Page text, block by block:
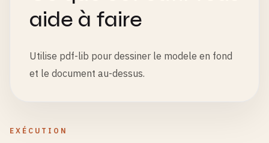
aide à faire
Utilise pdf-lib pour dessiner le modele en fond
et le document au-dessus.
EXÉCUTION